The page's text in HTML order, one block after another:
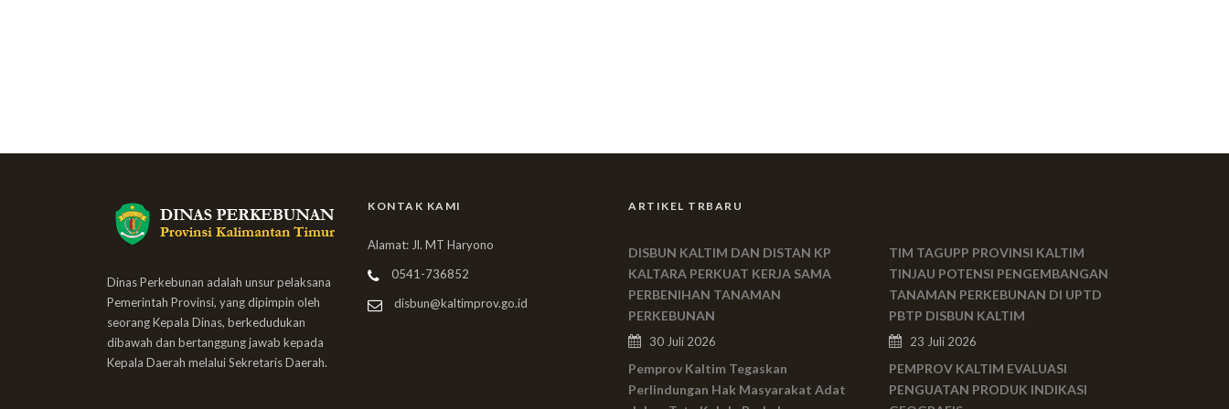
Dinas Perkebunan adalah unsur pelaksana
Pemerintah Provinsi, yang dipimpin oleh
seorang Kepala Dinas, berkedudukan
dibawah dan bertanggung jawab kepada
Kepala Daerah melalui Sekretaris Daerah.
KONTAK KAMI
Alamat: Jl. MT Haryono
0541-736852
disbun@kaltimprov.go.id
ARTIKEL TRBARU
DISBUN KALTIM DAN DISTAN KP
KALTARA PERKUAT KERJA SAMA
PERBENIHAN TANAMAN
PERKEBUNAN
30 Juli 2026
Pemprov Kaltim Tegaskan
Perlindungan Hak Masyarakat Adat
TIM TAGUPP PROVINSI KALTIM
TINJAU POTENSI PENGEMBANGAN
TANAMAN PERKEBUNAN DI UPTD
PBTP DISBUN KALTIM
23 Juli 2026
PEMPROV KALTIM EVALUASI
PENGUATAN PRODUK INDIKASI